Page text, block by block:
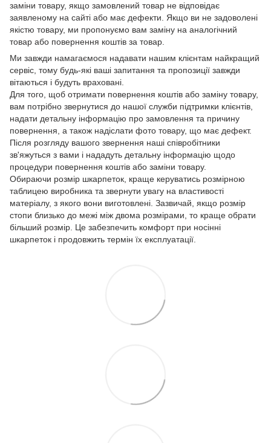
заміни товару, якщо замовлений товар не відповідає
заявленому на сайті або має дефекти. Якщо ви не задоволені
якістю товару, ми пропонуємо вам заміну на аналогічний
товар або повернення коштів за товар.
Ми завжди намагаємося надавати нашим клієнтам найкращий
сервіс, тому будь-які ваші запитання та пропозиції завжди
вітаються і будуть враховані.
Для того, щоб отримати повернення коштів або заміну товару,
вам потрібно звернутися до нашої служби підтримки клієнтів,
надати детальну інформацію про замовлення та причину
повернення, а також надіслати фото товару, що має дефект.
Після розгляду вашого звернення наші співробітники
зв'яжуться з вами і нададуть детальну інформацію щодо
процедури повернення коштів або заміни товару.
Обираючи розмір шкарпеток, краще керуватись розмірною
таблицею виробника та звернути увагу на властивості
матеріалу, з якого вони виготовлені. Зазвичай, якщо розмір
стопи близько до межі між двома розмірами, то краще обрати
більший розмір. Це забезпечить комфорт при носінні
шкарпеток і продовжить термін їх експлуатації.